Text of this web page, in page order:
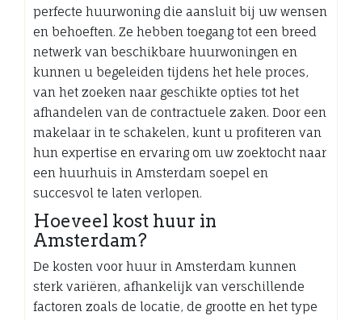
perfecte huurwoning die aansluit bij uw wensen
en behoeften. Ze hebben toegang tot een breed
netwerk van beschikbare huurwoningen en
kunnen u begeleiden tijdens het hele proces,
van het zoeken naar geschikte opties tot het
afhandelen van de contractuele zaken. Door een
makelaar in te schakelen, kunt u profiteren van
hun expertise en ervaring om uw zoektocht naar
een huurhuis in Amsterdam soepel en
succesvol te laten verlopen.
Hoeveel kost huur in
Amsterdam?
De kosten voor huur in Amsterdam kunnen
sterk variëren, afhankelijk van verschillende
factoren zoals de locatie, de grootte en het type